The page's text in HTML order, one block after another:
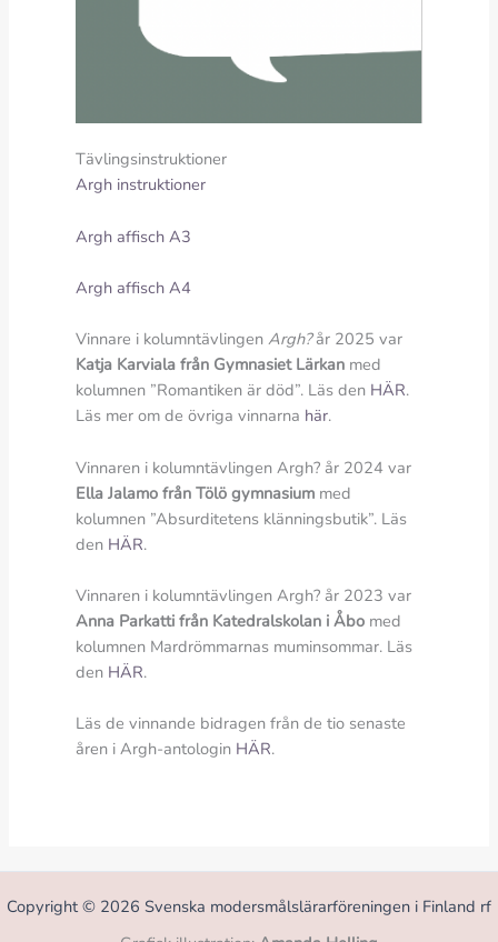
Tävlingsinstruktioner
Argh instruktioner
Argh affisch A3
Argh affisch A4
Vinnare i kolumntävlingen Argh?år 2025 var
Katja Karviala från Gymnasiet Lärkanmed
kolumnen ”Romantiken är död”. Läs den HÄR.
Läs mer om de övriga vinnarna här.
Vinnaren i kolumntävlingen Argh? år 2024 var
Ella Jalamo från Tölö gymnasiummed
kolumnen ”Absurditetens klänningsbutik”. Läs
den HÄR.
Vinnaren i kolumntävlingen Argh? år 2023 var
Anna Parkatti från Katedralskolan i Åbomed
kolumnen Mardrömmarnas muminsommar. Läs
den HÄR.
Läs de vinnande bidragen från de tio senaste
åren i Argh-antologin HÄR.
Copyright © 2026 Svenska modersmålslärarföreningen i Finland rf